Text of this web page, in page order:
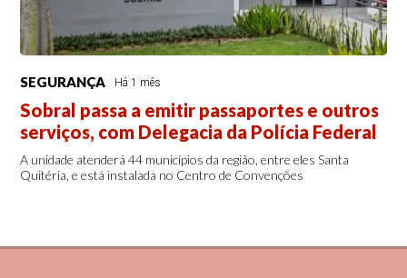
SEGURANÇA Há 1 mês
Sobral passa a emitir passaportes e outros
serviços, com Delegacia da Polícia Federal
A unidade atenderá 44 municípios da região, entre eles Santa
Quitéria, e está instalada no Centro de Convenções